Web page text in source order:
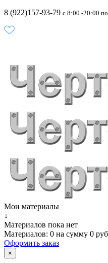
8 (922)157-93-79 c 8:00 -20:00
Мои материалы
↓
Материалов пока нет
Материалов: 0 на сумму 0
Оформить заказ
×